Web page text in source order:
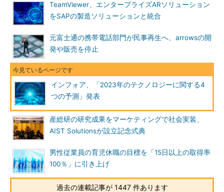
TeamViewer、エンタープライズARソリューション
をSAPの製造ソリューションと統合
元富士通の携帯電話部門が民事再生へ、arrowsの開
発や販売を停止
インフォア、「2023年のテクノロジーに関する4
つの予測」発表
産総研の研究成果をマーケティングで社会実装、
AIST Solutionsが設立記念式典
男性従業員の育児休職の目標を「15日以上の取得率
100％」に引き上げ
過去の連載記事が 1447 件あります